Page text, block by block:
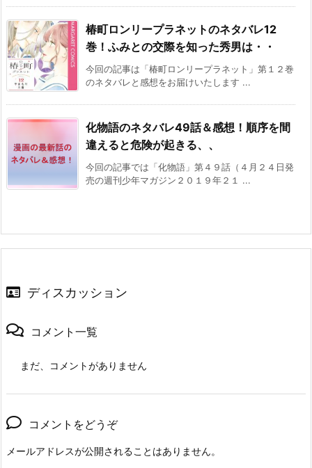
椿町ロンリープラネットのネタバレ12
巻！ふみとの交際を知った秀男は・・
今回の記事は「椿町ロンリープラネット」第１２巻
のネタバレと感想をお届けいたします ...
化物語のネタバレ49話＆感想！順序を間
違えると危険が起きる、、
今回の記事では「化物語」第４９話（４月２４日発
売の週刊少年マガジン２０１９年２１ ...
ディスカッション
コメント一覧
まだ、コメントがありません
コメントをどうぞ
メールアドレスが公開されることはありません。